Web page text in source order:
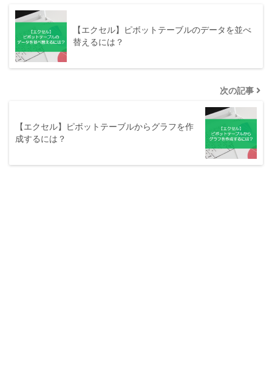
【エクセル】ピボットテーブルのデータを並べ
替えるには？
次の記事
【エクセル】ピボットテーブルからグラフを作
成するには？